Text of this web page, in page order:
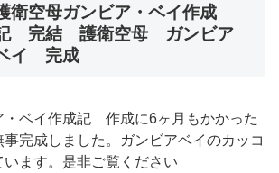
衛空母ガンビア・ベイ作成
完結 護衛空母 ガンビア
イ 完成
・ベイ作成記 作成に6ヶ月もかかった
完成しました。ガンビアベイのカッコ
ます。是非ご覧ください